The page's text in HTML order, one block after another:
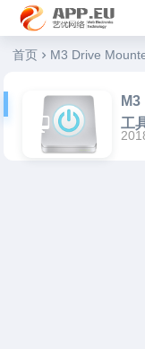
艺优软件乐园
首页 M3 Drive
工